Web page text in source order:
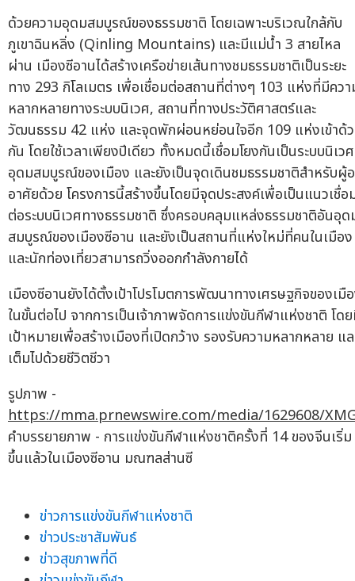
ด้วยความอุดมสมบูรณ์ของธรรมชาติ โดยเฉพาะบริเวณใกล้กับ
ภูเขาฉินหลิ่ง (Qinling Mountains) และมีแม่น้ำ 3 สายไหล
ผ่าน เมืองซีอานได้สร้างเครือข่ายเส้นทางชมธรรมชาติเป็นระยะ
ทาง 293 กิโลเมตร เพื่อเชื่อมต่อสถานที่ต่างๆ 103 แห่งที่มีคว
หลากหลายทางระบบนิเวศ, สถานที่ทางประวัติศาสตร์และ
วัฒนธรรม 42 แห่ง และจุดพักผ่อนหย่อนใจอีก 109 แห่งเข้าด้
กัน โดยใช้เวลาเพียงปีเดียว ทั้งหมดนี้เชื่อมโยงกันเป็นระบบนิเว
อุดมสมบูรณ์ของเมือง และยังเป็นจุดเดินชมธรรมชาติสำหรับผู้
อาศัยด้วย โครงการนี้สร้างขึ้นโดยมีจุดประสงค์เพื่อเป็นแนวเชื่อ
ต่อระบบนิเวศทางธรรมชาติ ซึ่งครอบคลุมแหล่งธรรมชาติอันอุด
สมบูรณ์ของเมืองซีอาน และยังเป็นสถานที่แห่งใหม่ที่คนในเมือง
และนักท่องเที่ยวสามารถวิ่งออกกำลังกายได้
เมืองซีอานยังได้ตั้งเป้าโปรโมตการพัฒนาทางเศรษฐกิจของเมื
ในขั้นต่อไป จากการเป็นเจ้าภาพจัดการแข่งขันกีฬาแห่งชาติ โด
เป้าหมายเพื่อสร้างเมืองที่เปิดกว้าง รองรับความหลากหลาย แ
เต็มไปด้วยชีวิตชีวา
รูปภาพ -
https://mma.prnewswire.com/media/1629608/
คำบรรยายภาพ - การแข่งขันกีฬาแห่งชาติครั้งที่ 14 ของจีนเริ่ม
ขึ้นแล้วในเมืองซีอาน มณฑลส่านซี
ข่าวการแข่งขันกีฬาแห่งชาติ
ข่าวประชาสัมพันธ์
ข่าวสุขภาพที่ดี